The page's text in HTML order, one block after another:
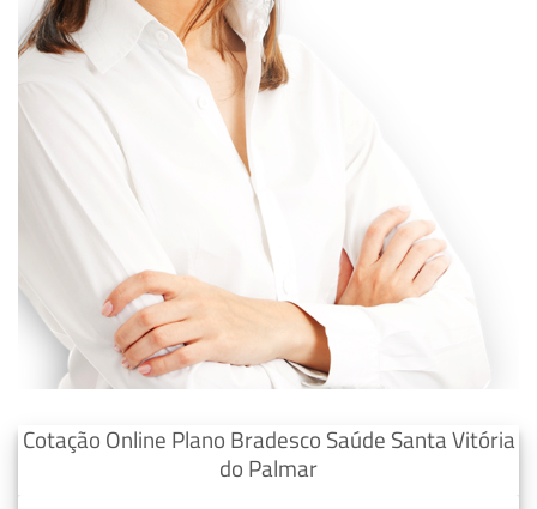
Cotação Online Plano Bradesco Saúde Santa Vitória
do Palmar